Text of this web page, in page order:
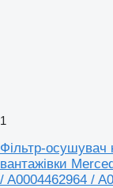
1
Фільтр-осушувач
вантажівки
/ A0004462964 /